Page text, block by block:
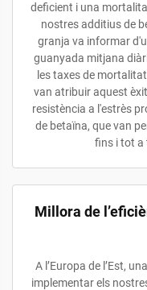
deficient i una
nostres additius de
granja va informar
guanyada mitjana
les taxes de
van atribuir aquest
resistència a l'estrès
de betaïna, que van
fins i tot a
Millora de
A l’Europa de l’Est,
implementar els